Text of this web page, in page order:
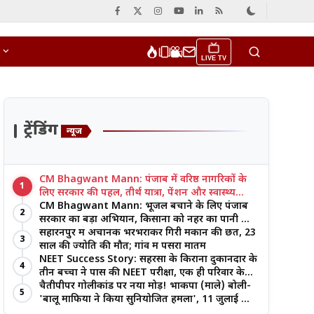
LIVE TV
ट्रेंडिंग न्यूज
1
CM Bhagwant Mann: पंजाब में वरिष्ठ नागरिकों के
लिए सरकार की पहल, तीर्थ यात्रा, पेंशन और स्वास्थ्य
सुविधाओं पर जोर
2
CM Bhagwant Mann: भूजल बचाने के लिए पंजाब
सरकार का बड़ा अभियान, किसानों को नहर का पानी और
आधुनिक खेती का मिल रहा लाभ
3
सहारनपुर में अचानक भरभराकर गिरी मकान की छत, 23
साल की ज्योति की मौत; गांव में पसरा मातम
4
NEET Success Story: सहरसा के किराना दुकानदार के
तीन बच्चों ने पास की NEET परीक्षा, एक ही परिवार के
तीन भाई-बहनों ने रचा इतिहास
5
चैतीपीपर गोलीकांड पर नया मोड़! भाकपा (माले) बोली-
'बालू माफिया ने किया सुनियोजित हमला', 11 जुलाई को